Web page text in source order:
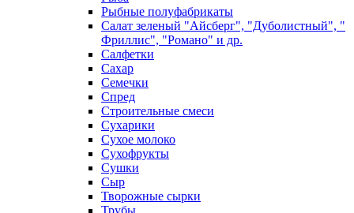
Рыбные полуфабрикаты
Салат зеленый "Айсберг", "Дуболистный", "
Фриллис", "Романо" и др.
Салфетки
Сахар
Семечки
Спред
Строительные смеси
Сухарики
Сухое молоко
Сухофрукты
Сушки
Сыр
Творожные сырки
Трубы